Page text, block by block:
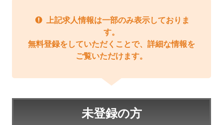
上記求人情報は一部のみ表示しておりま
す。
無料登録をしていただくことで、詳細な情報を
ご覧いただけます。
未登録の方